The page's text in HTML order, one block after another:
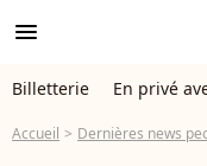
menu
Billetterie En privé
Accueil Dernières news